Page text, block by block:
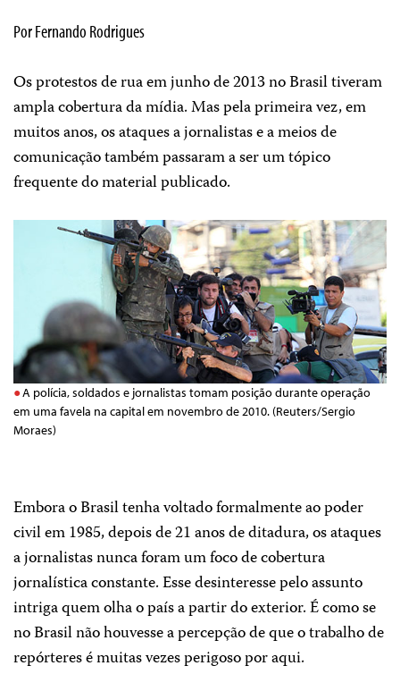
Por Fernando Rodrigues
Os protestos de rua em junho de 2013 no Brasil tiveram
ampla cobertura da mídia. Mas pela primeira vez, em
muitos anos, os ataques a jornalistas e a meios de
comunicação também passaram a ser um tópico
frequente do material publicado.
A polícia, soldados e jornalistas tomam posição durante operação
em uma favela na capital em novembro de 2010. (Reuters/Sergio
Moraes)
Embora o Brasil tenha voltado formalmente ao poder
civil em 1985, depois de 21 anos de ditadura, os ataques
a jornalistas nunca foram um foco de cobertura
jornalística constante. Esse desinteresse pelo assunto
intriga quem olha o país a partir do exterior. É como se
no Brasil não houvesse a percepção de que o trabalho de
repórteres é muitas vezes perigoso por aqui.